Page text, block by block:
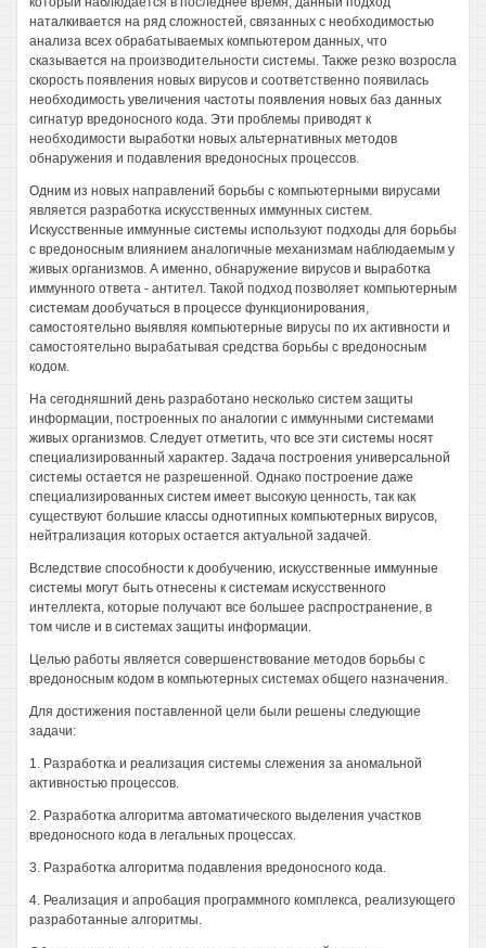
наталкивается на ряд сложностей, связанных с необходимостью
анализа всех обрабатываемых компьютером данных, что
сказывается на производительности системы. Также резко возросла
скорость появления новых вирусов и соответственно появилась
необходимость увеличения частоты появления новых баз данных
сигнатур вредоносного кода. Эти проблемы приводят к
необходимости выработки новых альтернативных методов
обнаружения и подавления вредоносных процессов.
Одним из новых направлений борьбы с компьютерными вирусами
является разработка искусственных иммунных систем.
Искусственные иммунные системы используют подходы для борьбы
с вредоносным влиянием аналогичные механизмам наблюдаемым у
живых организмов. А именно, обнаружение вирусов и выработка
иммунного ответа - антител. Такой подход позволяет компьютерным
системам дообучаться в процессе функционирования,
самостоятельно выявляя компьютерные вирусы по их активности и
самостоятельно вырабатывая средства борьбы с вредоносным
кодом.
На сегодняшний день разработано несколько систем защиты
информации, построенных по аналогии с иммунными системами
живых организмов. Следует отметить, что все эти системы носят
специализированный характер. Задача построения универсальной
системы остается не разрешенной. Однако построение даже
специализированных систем имеет высокую ценность, так как
существуют большие классы однотипных компьютерных вирусов,
нейтрализация которых остается актуальной задачей.
Вследствие способности к дообучению, искусственные иммунные
системы могут быть отнесены к системам искусственного
интеллекта, которые получают все большее распространение, в
том числе и в системах защиты информации.
Целью работы является совершенствование методов борьбы с
вредоносным кодом в компьютерных системах общего назначения.
Для достижения поставленной цели были решены следующие
задачи:
1. Разработка и реализация системы слежения за аномальной
активностью процессов.
2. Разработка алгоритма автоматического выделения участков
вредоносного кода в легальных процессах.
3. Разработка алгоритма подавления вредоносного кода.
4. Реализация и апробация программного комплекса, реализующего
разработанные алгоритмы.